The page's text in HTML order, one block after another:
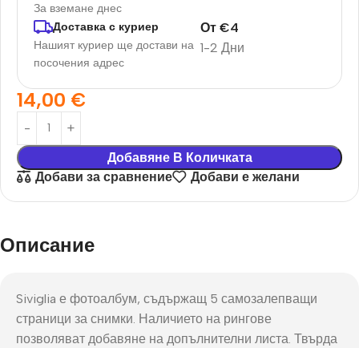
За вземане днес
Доставка с куриер
Нашият куриер ще достави на
посочения адрес
1-2 Дни
От€4
14,00 €
Добавяне В Количката
Добави за сравнение
Добави е желани
Описание
Siviglia е фотоалбум, съдържащ 5 самозалепващи
страници за снимки. Наличието на рингове
позволяват добавяне на допълнителни листа. Твърда